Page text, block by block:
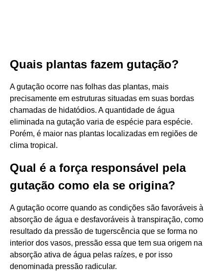
Quais plantas fazem gutação?
A gutação ocorre nas folhas das plantas, mais
precisamente em estruturas situadas em suas bordas
chamadas de hidatódios. A quantidade de água
eliminada na gutação varia de espécie para espécie.
Porém, é maior nas plantas localizadas em regiões de
clima tropical.
Qual é a força responsável pela
gutação como ela se origina?
A gutação ocorre quando as condições são favoráveis à
absorção de água e desfavoráveis à transpiração, como
resultado da pressão de tugerscência que se forma no
interior dos vasos, pressão essa que tem sua origem na
absorção ativa de água pelas raízes, e por isso
denominada pressão radicular.